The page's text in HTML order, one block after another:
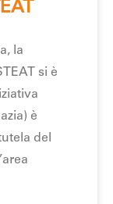
la
si è
è
del